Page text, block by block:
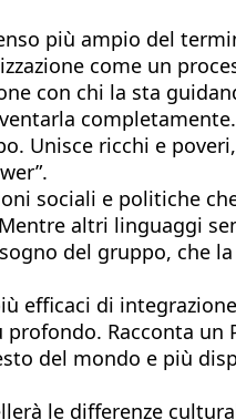
più ampio del
come un
con chi la sta
completamente.
Unisce ricchi e
sociali e politiche
altri linguaggi
del gruppo, che
di
Racconta un
del mondo e più
le differenze